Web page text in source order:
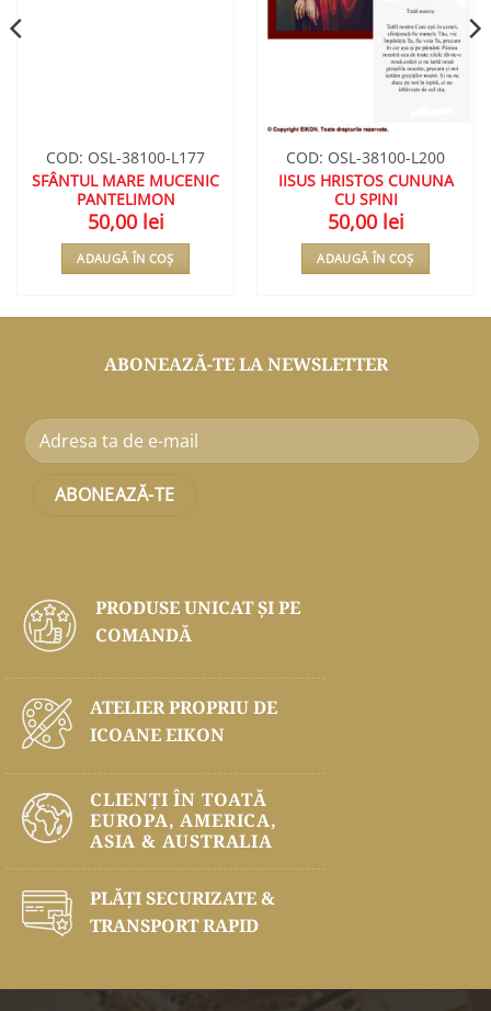
COD: OSL-38100-L177
SFÂNTUL MARE MUCENIC
PANTELIMON
50,00 lei
ADAUGĂ ÎN COȘ
COD: OSL-38100-L200
IISUS HRISTOS CUNUNA
CU SPINI
50,00 lei
ADAUGĂ ÎN COȘ
ABONEAZĂ-TE LA NEWSLETTER
PRODUSE UNICAT ŞI PE
COMANDĂ
ATELIER PROPRIU DE
ICOANE EIKON
CLIENȚI ÎN TOATĂ
EUROPA, AMERICA,
ASIA & AUSTRALIA
PLĂŢI SECURIZATE &
TRANSPORT RAPID